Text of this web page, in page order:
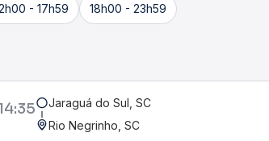
- 17h59 18h00 - 23h59
Jaraguá do Sul, SC
Rio Negrinho, SC